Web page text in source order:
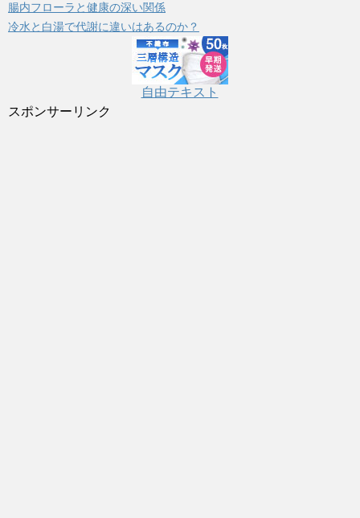
腸内フローラと健康の深い関係
冷水と白湯で代謝に違いはあるのか？
自由テキスト
スポンサーリンク